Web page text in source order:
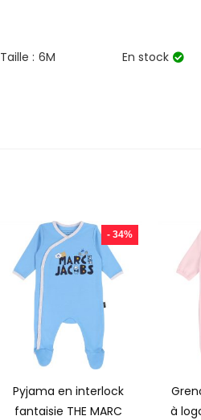
Taille : 6M En stock
- 34%
Pyjama en interlock
fantaisie THE MARC
à